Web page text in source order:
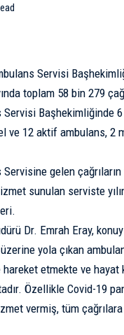
Servisi
toplam 58 bin 279
Servisi Başhekimliğinde
ve 12 aktif ambulans, 2
gelen
sunulan serviste
Dr. Emrah Eray,
yola çıkan
etmekte ve hayat
Özellikle Covid-19
vermiş, tüm